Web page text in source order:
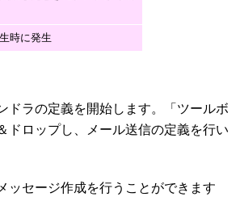
時に発生
ラの定義を開始します。「ツールボ
ドロップし、メール送信の定義を行い
セージ作成を行うことができます